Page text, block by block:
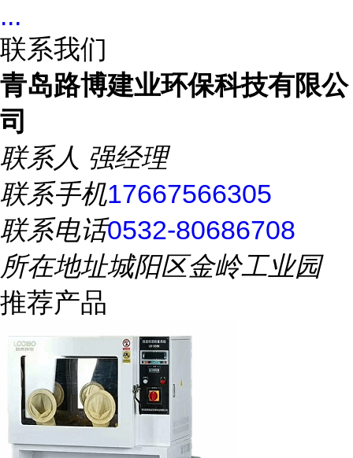
...
联系我们
青岛路博建业环保科技有限公
司
联系人 强经理
联系手机17667566305
联系电话0532-80686708
所在地址城阳区金岭工业园
推荐产品